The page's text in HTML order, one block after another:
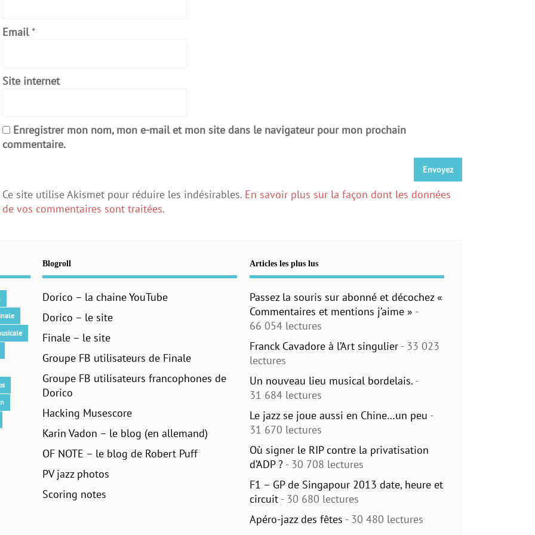
Email *
Site internet
Enregistrer mon nom, mon e-mail et mon site dans le navigateur pour mon prochain
commentaire.
Ce site utilise Akismet pour réduire les indésirables. En savoir plus sur la façon dont les données
de vos commentaires sont traitées.
Blogroll
Dorico – la chaine YouTube
Dorico – le site
Finale – le site
Groupe FB utilisateurs de Finale
Groupe FB utilisateurs francophones de
Dorico
Hacking Musescore
Karin Vadon – le blog (en allemand)
OF NOTE – le blog de Robert Puff
PV jazz photos
Scoring notes
Articles les plus lus
Passez la souris sur abonné et décochez «
Commentaires et mentions j’aime » -
66 054 lectures
Franck Cavadore à l’Art singulier - 33 023
lectures
Un nouveau lieu musical bordelais. -
31 684 lectures
Le jazz se joue aussi en Chine…un peu -
31 670 lectures
Où signer le RIP contre la privatisation
d’ADP ? - 30 708 lectures
F1 – GP de Singapour 2013 date, heure et
circuit - 30 680 lectures
Apéro-jazz des fêtes - 30 480 lectures